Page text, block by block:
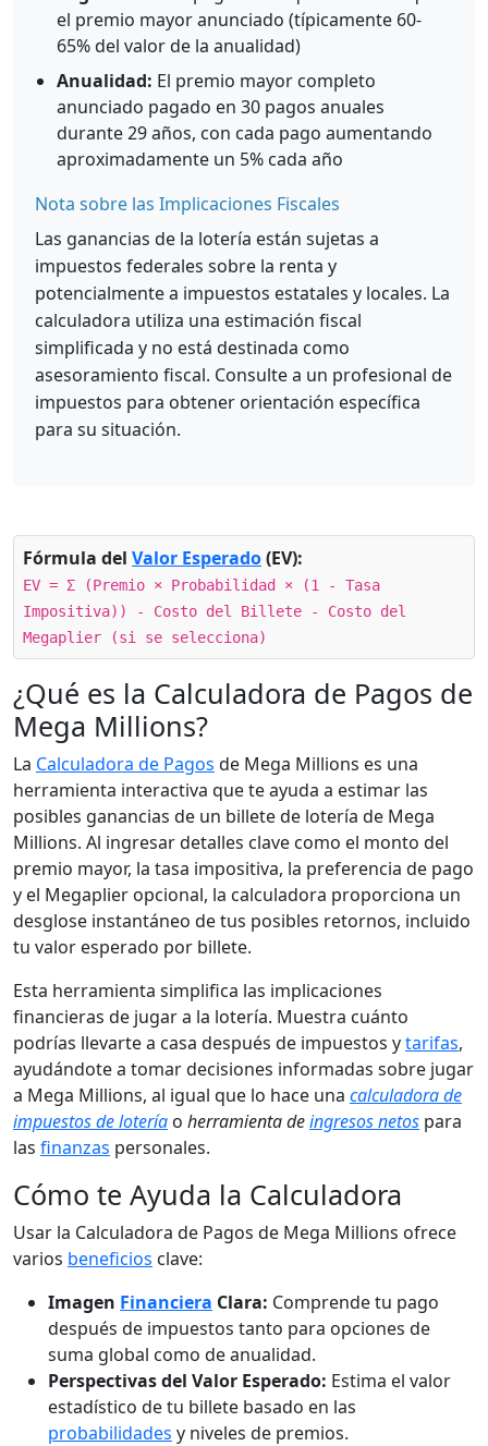
el premio mayor anunciado (típicamente 60-
65% del valor de la anualidad)
Anualidad: El premio mayor completo
anunciado pagado en 30 pagos anuales
durante 29 años, con cada pago aumentando
aproximadamente un 5% cada año
Nota sobre las Implicaciones Fiscales
Las ganancias de la lotería están sujetas a
impuestos federales sobre la renta y
potencialmente a impuestos estatales y locales. La
calculadora utiliza una estimación fiscal
simplificada y no está destinada como
asesoramiento fiscal. Consulte a un profesional de
impuestos para obtener orientación específica
para su situación.
Fórmula del Valor Esperado(EV):
EV = Σ (Premio × Probabilidad × (1 - Tasa
Impositiva)) - Costo del Billete - Costo del
Megaplier (si se selecciona)
¿Qué es la Calculadora de Pagos de
Mega Millions?
La Calculadora de Pagos de Mega Millions es una
herramienta interactiva que te ayuda a estimar las
posibles ganancias de un billete de lotería de Mega
Millions. Al ingresar detalles clave como el monto del
premio mayor, la tasa impositiva, la preferencia de pago
y el Megaplier opcional, la calculadora proporciona un
desglose instantáneo de tus posibles retornos, incluido
tu valor esperado por billete.
Esta herramienta simplifica las implicaciones
financieras de jugar a la lotería. Muestra cuánto
podrías llevarte a casa después de impuestos ytarifas,
ayudándote a tomar decisiones informadas sobre jugar
a Mega Millions, al igual que lo hace una calculadora de
impuestos de lotería o herramienta deingresos netos para
las finanzas personales.
Cómo te Ayuda la Calculadora
Usar la Calculadora de Pagos de Mega Millions ofrece
varios beneficios clave:
Imagen Financiera Clara: Comprende tu pago
después de impuestos tanto para opciones de
suma global como de anualidad.
Perspectivas del Valor Esperado: Estima el valor
estadístico de tu billete basado en las
probabilidades y niveles de premios.